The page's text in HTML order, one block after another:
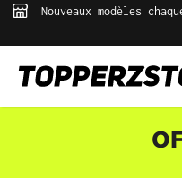
Passer à la
Nouveaux modèles